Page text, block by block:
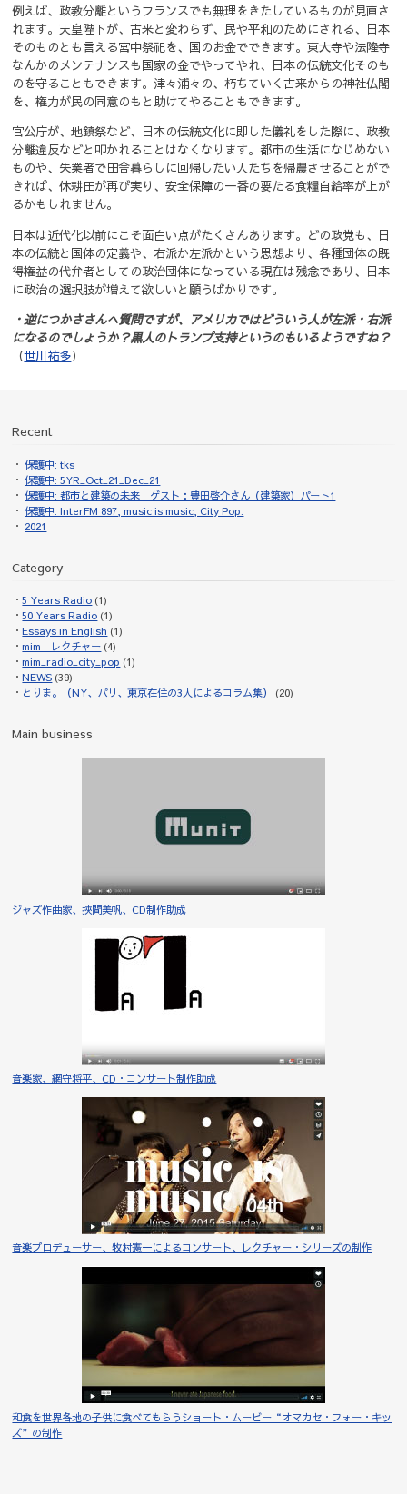
例えば、政教分離というフランスでも無理をきたしているものが見直さ
れます。天皇陛下が、古来と変わらず、民や平和のためにされる、日本
そのものとも言える宮中祭祀を、国のお金でできます。東大寺や法隆寺
なんかのメンテナンスも国家の金でやってやれ、日本の伝統文化そのも
のを守ることもできます。津々浦々の、朽ちていく古来からの神社仏閣
を、権力が民の同意のもと助けてやることもできます。
官公庁が、地鎮祭など、日本の伝統文化に即した儀礼をした際に、政教
分離違反などと叩かれることはなくなります。都市の生活になじめない
ものや、失業者で田舎暮らしに回帰したい人たちを帰農させることがで
きれば、休耕田が再び実り、安全保障の一番の要たる食糧自給率が上が
るかもしれません。
日本は近代化以前にこそ面白い点がたくさんあります。 どの政党も、日
本の伝統と国体の定義や、右派か左派かという思想より、各種団体の既
得権益の代弁者としての政治団体になっている現在は残念であり、日本
に政治の選択肢が増えて欲しいと願うばかりです。
・逆につかささんへ質問ですが、アメリカではどういう人が左派・右派
になるのでしょうか？黒人のトランプ支持というのもいるようですね？
（世川祐多）
Recent
保護中: tks
保護中: 5YR_Oct_21_Dec_21
保護中: 都市と建築の未来 ゲスト：豊田啓介さん（建築家）パート1
保護中: InterFM 897, music is music, City Pop.
2021
Category
5 Years Radio (1)
50 Years Radio (1)
Essays in English (1)
mim レクチャー (4)
mim_radio_city_pop (1)
NEWS (39)
とりま。（NY、パリ、東京在住の3人によるコラム集）
(20)
Main business
ジャズ作曲家、挾間美帆、CD制作助成
音楽家、網守将平、CD・コンサート制作助成
音楽プロデューサー、牧村憲一によるコンサート、レクチャー・シリーズの制作
和食を世界各地の子供に食べてもらうショート・ムービー“オマカセ・フォー・キッ
ズ”の制作